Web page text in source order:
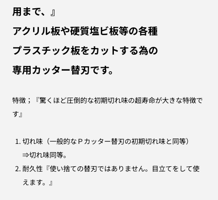
用まで、』
アクリル板や硬質塩ビ板等の各種
プラスチック板をカットする為の
専用カッター替刃です。
特徴；『驚くほど圧倒的な初期切れ味の超寿命が大きな特徴で
す』
切れ味（一般的なＰカッター替刃の初期切れ味と同等）
⇒切れ味同等。
耐久性『使い捨ての替刃ではありません。目立てをして使
えます。』